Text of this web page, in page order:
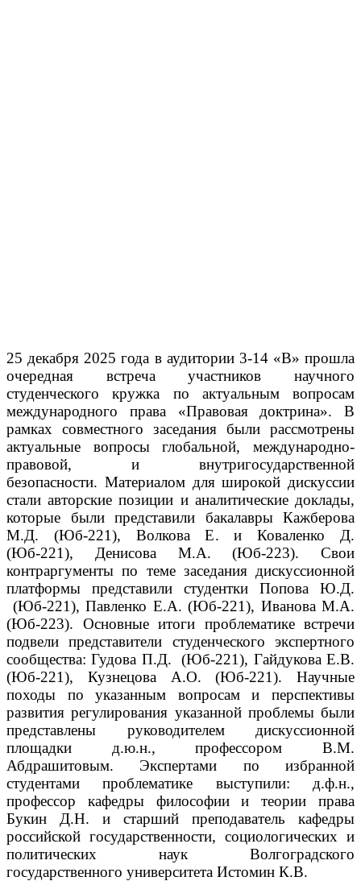
25 декабря 2025 года в аудитории 3-14 «В» прошла
очередная встреча участников научного
студенческого кружка по актуальным вопросам
международного права «Правовая доктрина». В
рамках совместного заседания были рассмотрены
актуальные вопросы глобальной, международно-
правовой, и внутригосударственной
безопасности. Материалом для широкой дискуссии
стали авторские позиции и аналитические доклады,
которые были представили бакалавры Кажберова
М.Д. (Юб-221), Волкова Е. и Коваленко Д.
(Юб-221), Денисова М.А. (Юб-223). Свои
контраргументы по теме заседания дискуссионной
платформы представили студентки Попова Ю.Д.
(Юб-221), Павленко Е.А. (Юб-221), Иванова М.А.
(Юб-223). Основные итоги проблематике встречи
подвели представители студенческого экспертного
сообщества: Гудова П.Д. (Юб-221), Гайдукова Е.В.
(Юб-221), Кузнецова А.О. (Юб-221). Научные
походы по указанным вопросам и перспективы
развития регулирования указанной проблемы были
представлены руководителем дискуссионной
площадки д.ю.н., профессором В.М.
Абдрашитовым. Экспертами по избранной
студентами проблематике выступили: д.ф.н.,
профессор кафедры философии и теории права
Букин Д.Н. и старший преподаватель кафедры
российской государственности, социологических и
политических наук Волгоградского
государственного университета Истомин К.В.